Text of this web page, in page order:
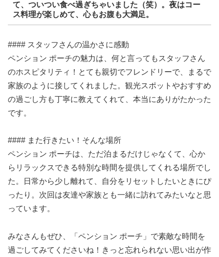
て、ついつい食べ過ぎちゃいました（笑）。夜はコー
ス料理が楽しめて、心もお腹も大満足。
#### スタッフさんの温かさに感動
ペンション ポーチの魅力は、何と言ってもスタッフさん
のホスピタリティ！とても親切でフレンドリーで、まるで
家族のように接してくれました。観光スポットやおすすめ
の過ごし方も丁寧に教えてくれて、本当にありがたかった
です。
#### また行きたい！そんな場所
ペンション ポーチは、ただ泊まるだけじゃなくて、心か
らリラックスできる特別な時間を提供してくれる場所でし
た。日常から少し離れて、自分をリセットしたいときにぴ
ったり。次回は友達や家族とも一緒に訪れてみたいなと思
っています。
みなさんもぜひ、「ペンション ポーチ」で素敵な時間を
過ごしてみてくださいね！きっと忘れられない思い出が作